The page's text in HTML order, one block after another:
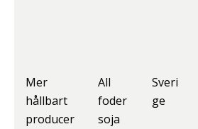
Mer
hållbart
producer
All
foder
soja
Sveri
ge